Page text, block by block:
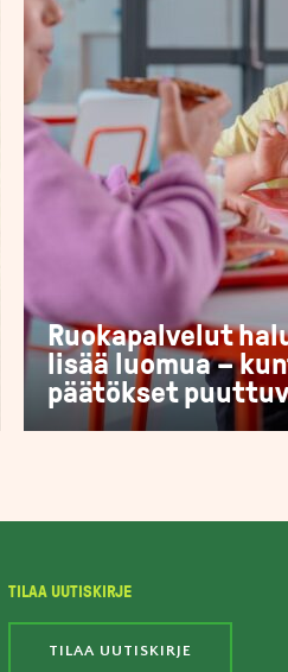
Ruokapalvelut
lisää luomua –
päätökset
TILAA UUTISKIRJE
TILAA UUTISKIRJE